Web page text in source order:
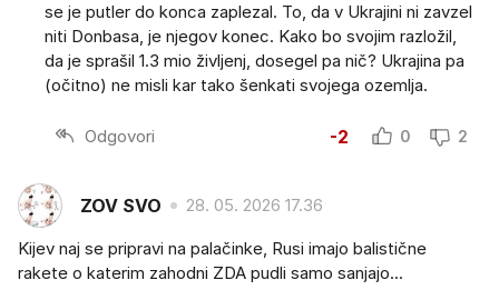
se je putler do konca zaplezal. To, da v Ukrajini ni zavzel
niti Donbasa, je njegov konec. Kako bo svojim razložil,
da je sprašil 1.3 mio življenj, dosegel pa nič? Ukrajina pa
(očitno) ne misli kar tako šenkati svojega ozemlja.
Odgovori -2 0 2
ZOV SVO 28. 05. 2026 17.36
Kijev naj se pripravi na palačinke, Rusi imajo balistične
rakete o katerim zahodni ZDA pudli samo sanjajo...